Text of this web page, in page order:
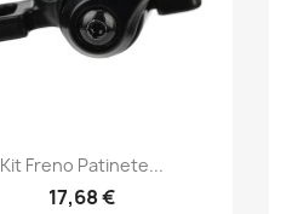
Vista rápida
Kit Freno Patinete...
17,68 €